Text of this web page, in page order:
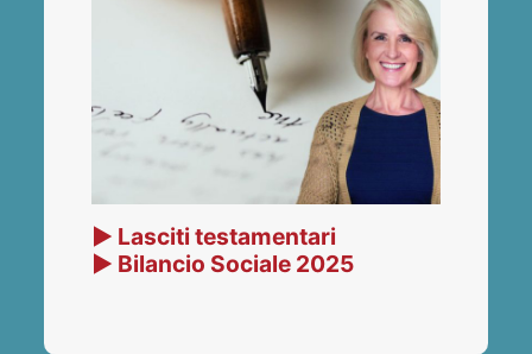
▶ Lasciti testamentari
▶ Bilancio Sociale 2025